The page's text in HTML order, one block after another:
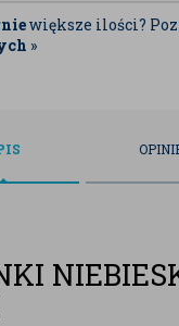
większe ilości?
»